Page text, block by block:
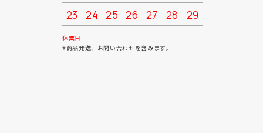
23
24 25 26 27 28
29
30
休業日
※商品発送、お問い合わせを含みます。